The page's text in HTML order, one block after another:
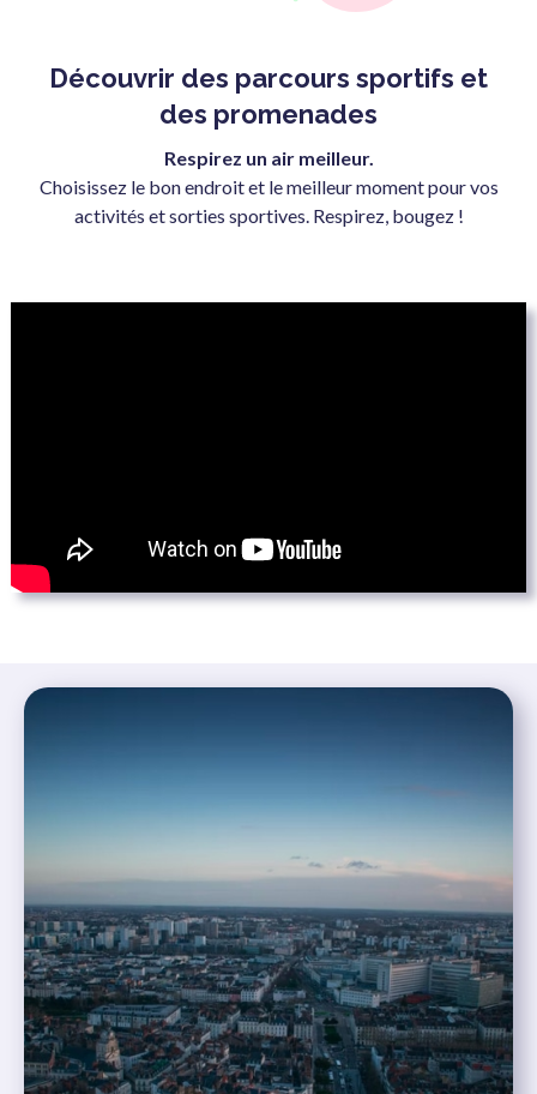
Découvrir des parcours sportifs et
des promenades
Respirez un air meilleur.
Choisissez le bon endroit et le meilleur moment pour vos
activités et sorties sportives. Respirez, bougez !